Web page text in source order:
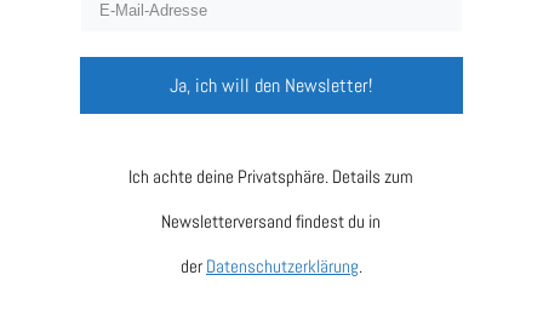
Ja, ich will den Newsletter!
Ich achte deine Privatsphäre. Details zum
Newsletterversand findest du in
der Datenschutzerklärung.